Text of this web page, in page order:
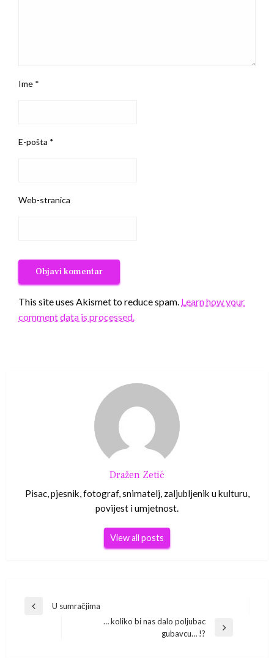
Ime *
E-pošta *
Web-stranica
This site uses Akismet to reduce spam. Learn how your
comment data is processed.
Dražen Zetić
Pisac, pjesnik, fotograf, snimatelj, zaljubljenik u kulturu,
povijest i umjetnost.
View all posts
Navigacija
Previous
U sumračjima
… koliko bi nas dalo poljubac
gubavcu… !?